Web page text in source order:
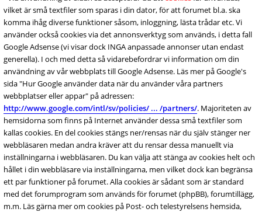
vilket är små textfiler som sparas i din dator, för att forumet bl.a. ska
komma ihåg diverse funktioner såsom, inloggning, lästa trådar etc. Vi
använder också cookies via det annonsverktyg som används, i detta fall
Google Adsense (vi visar dock INGA anpassade annonser utan endast
generella). I och med detta så vidarebefordrar vi information om din
användning av vår webbplats till Google Adsense. Läs mer på Google's
sida "Hur Google använder data när du använder våra partners
webbplatser eller appar" på adressen:
http://www.google.com/intl/sv/policies/ ... /partners/. Majoriteten av
hemsidorna som finns på Internet använder dessa små textfiler som
kallas cookies. En del cookies stängs ner/rensas när du själv stänger ner
webbläsaren medan andra kräver att du rensar dessa manuellt via
inställningarna i webbläsaren. Du kan välja att stänga av cookies helt och
hållet i din webbläsare via inställningarna, men vilket dock kan begränsa
ett par funktioner på forumet. Alla cookies är sådant som är standard
med det forumprogram som används för forumet (phpBB), forumtillägg,
m.m. Läs gärna mer om cookies på Post- och telestyrelsens hemsida,